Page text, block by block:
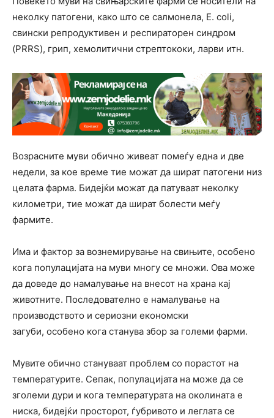
неколку патогени, како што се салмонела, E. coli,
свински репродуктивен и респираторен синдром
(PRRS), грип, хемолитични стрептококи, ларви итн.
Возрасните муви обично живеат помеѓу една и две
недели, за кое време тие можат да шират патогени низ
целата фарма. Бидејќи можат да патуваат неколку
километри, тие можат да шират болести меѓу
фармите.
Има и фактор за вознемирување на свињите, особено
кога популацијата на муви многу се множи. Ова може
да доведе до намалување на внесот на храна кај
животните. Последователно е намалување на
производството и сериозни економски
загуби, особено кога станува збор за големи фарми.
Мувите обично стануваат проблем со порастот на
температурите. Сепак, популацијата на може да се
зголеми дури и кога температурата на околината е
ниска, бидејќи просторот, ѓубривото и леглата се